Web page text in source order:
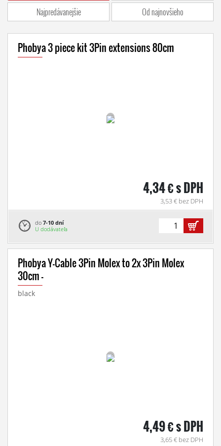
Najpredávanejšie
Od najnovšieho
Phobya 3 piece kit 3Pin extensions 80cm
4,34 € s DPH
3,53 € bez DPH
do 7-10 dní
U dodávateľa
Phobya Y-Cable 3Pin Molex to 2x 3Pin Molex
30cm -
black
4,49 € s DPH
3,65 € bez DPH